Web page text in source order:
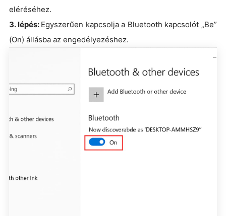
eléréséhez.
3. lépés: Egyszerűen kapcsolja a Bluetooth kapcsolót „Be”
(On) állásba az engedélyezéshez.